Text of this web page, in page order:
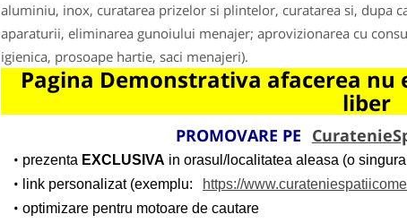
aluminiu, inox, curatarea prizelor si plintelor, curatarea si, dupa
aparaturii, eliminarea gunoiului menajer; aprovizionarea cu
igienica, prosoape hartie, saci menajeri).
Pagina Demonstrativa afacerea
liber
PROMOVARE PE
prezenta EXCLUSIVA in orasul/localitatea aleasa (o
link personalizat (exemplu:
https://
optimizare pentru motoare de cautare